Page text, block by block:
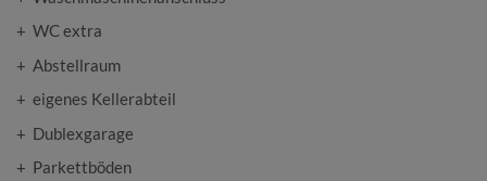
+ WC extra
+ Abstellraum
+ eigenes Kellerabteil
+ Dublexgarage
+ Parkettböden